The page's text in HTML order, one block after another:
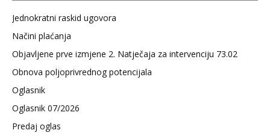
Jednokratni raskid ugovora
Načini plaćanja
Objavljene prve izmjene 2. Natječaja za intervenciju 73.02
Obnova poljoprivrednog potencijala
Oglasnik
Oglasnik 07/2026
Predaj oglas